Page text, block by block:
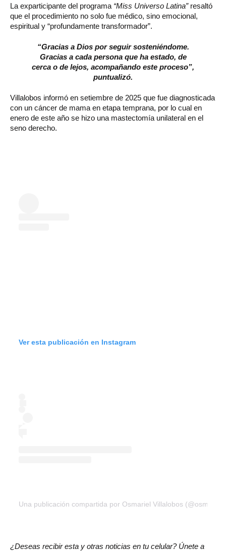
La exparticipante del programa “Miss Universo Latina”resaltó
que el procedimiento no solo fue médico, sino emocional,
espiritual y “profundamente transformador”.
“Gracias a Dios por seguir sosteniéndome.
Gracias a cada persona que ha estado, de
cerca o de lejos, acompañando este proceso”,
puntualizó.
Villalobos informó en setiembre de 2025 que fue diagnosticada
con un cáncer de mama en etapa temprana, por lo cual en
enero de este año se hizo una mastectomía unilateral en el
seno derecho.
Ver esta publicación en Instagram
Una publicación compartida por Osmariel Villalobos (@osmariel)
¿Deseas recibir esta y otras noticias en tu celular? Únete a